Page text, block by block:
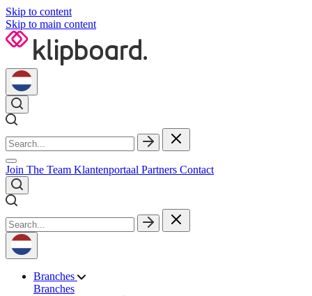
Skip to content
Skip to main content
Join The Team Klantenportaal Partners Contact
Branches
Branches